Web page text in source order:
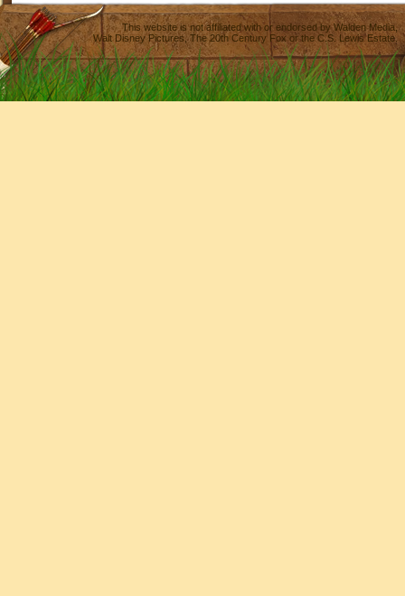
This website is not affiliated with or endorsed byWalden Media
Walt Disney Pictures,The 20th Century Fox or the C.S. Lewis Estate.